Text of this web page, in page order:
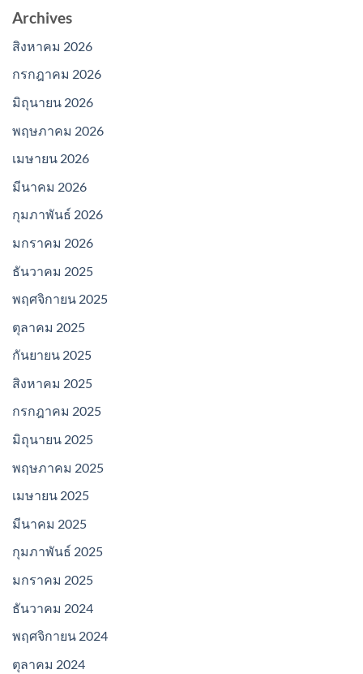
Archives
สิงหาคม 2026
กรกฎาคม 2026
มิถุนายน 2026
พฤษภาคม 2026
เมษายน 2026
มีนาคม 2026
กุมภาพันธ์ 2026
มกราคม 2026
ธันวาคม 2025
พฤศจิกายน 2025
ตุลาคม 2025
กันยายน 2025
สิงหาคม 2025
กรกฎาคม 2025
มิถุนายน 2025
พฤษภาคม 2025
เมษายน 2025
มีนาคม 2025
กุมภาพันธ์ 2025
มกราคม 2025
ธันวาคม 2024
พฤศจิกายน 2024
ตุลาคม 2024